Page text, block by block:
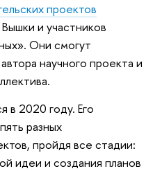
проектов
и участников
Они смогут
научного проекта и
в 2020 году. Его
разных
пройдя все стадии:
идеи и создания планов